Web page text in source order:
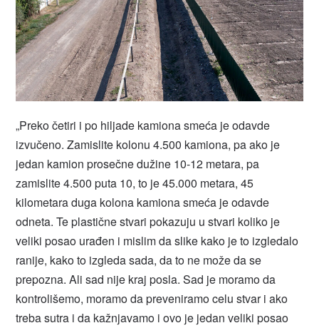
„Preko četiri i po hiljade kamiona smeća je odavde
izvučeno. Zamislite kolonu 4.500 kamiona, pa ako je
jedan kamion prosečne dužine 10-12 metara, pa
zamislite 4.500 puta 10, to je 45.000 metara, 45
kilometara duga kolona kamiona smeća je odavde
odneta. Te plastične stvari pokazuju u stvari koliko je
veliki posao urađen i mislim da slike kako je to izgledalo
ranije, kako to izgleda sada, da to ne može da se
prepozna. Ali sad nije kraj posla. Sad je moramo da
kontrolišemo, moramo da preveniramo celu stvar i ako
treba sutra i da kažnjavamo i ovo je jedan veliki posao